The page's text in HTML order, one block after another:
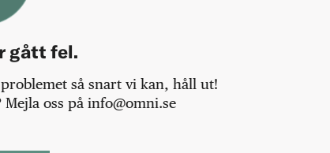
gått fel.
så snart vi kan, håll ut!
oss på info@omni.se